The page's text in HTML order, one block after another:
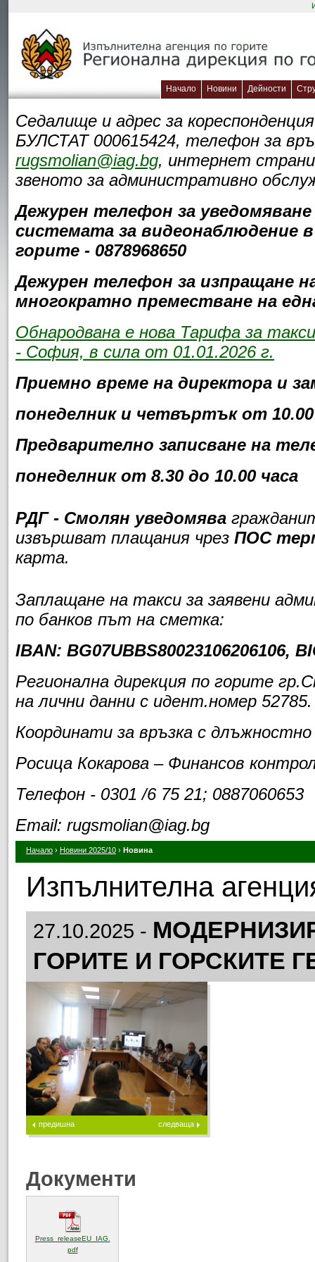
Начало Новини Дейности
Седалище и адрес за
БУЛСТАТ 000615424, телефон за
rugsmolian@iag.bg, интернет
звеното за административно
Дежурен телефон за
системата за видеонаблюдение
горите - 0878968650
Дежурен телефон за изпращане
многократно преместване на
Обнародвана е нова Тарифа за
- София, в сила от 01.01.2026 г.
Приемно време на директора и
понеделник и четвъртък от 10.00
Предварително записване на
понеделник от 8.30 до 10.00 часа
РДГ - Смолян уведомява
извършват плащания чрез ПОС
карта.
Заплащане на такси за заявени
по банков път на сметка:
IBAN: BG07UBBS80023106206106,
Регионална дирекция по горите
на лични данни с идент.номер 52785.
Координати за връзка с
Росица Кокарова – Финансов
Телефон - 0301 /6 75 21; 0887060653
Email: rugsmolian@iag.bg
Начало › Новини 2025/10 › Новина
Изпълнителна
27.10.2025 -
ГОРИТЕ И ГОРСКИТЕ
предишна следваща
Документи
Press_releaseEU_IAG.
pdf(отваря се в нов прозорец)